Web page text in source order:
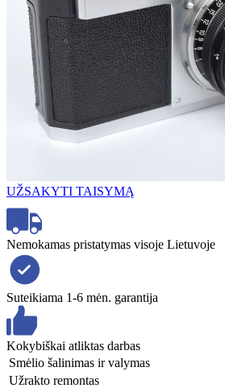
UŽSAKYTI TAISYMĄ
Nemokamas pristatymas visoje Lietuvoje
Suteikiama 1-6 mėn. garantija
Kokybiškai atliktas darbas
Smėlio šalinimas ir valymas
Užrakto remontas